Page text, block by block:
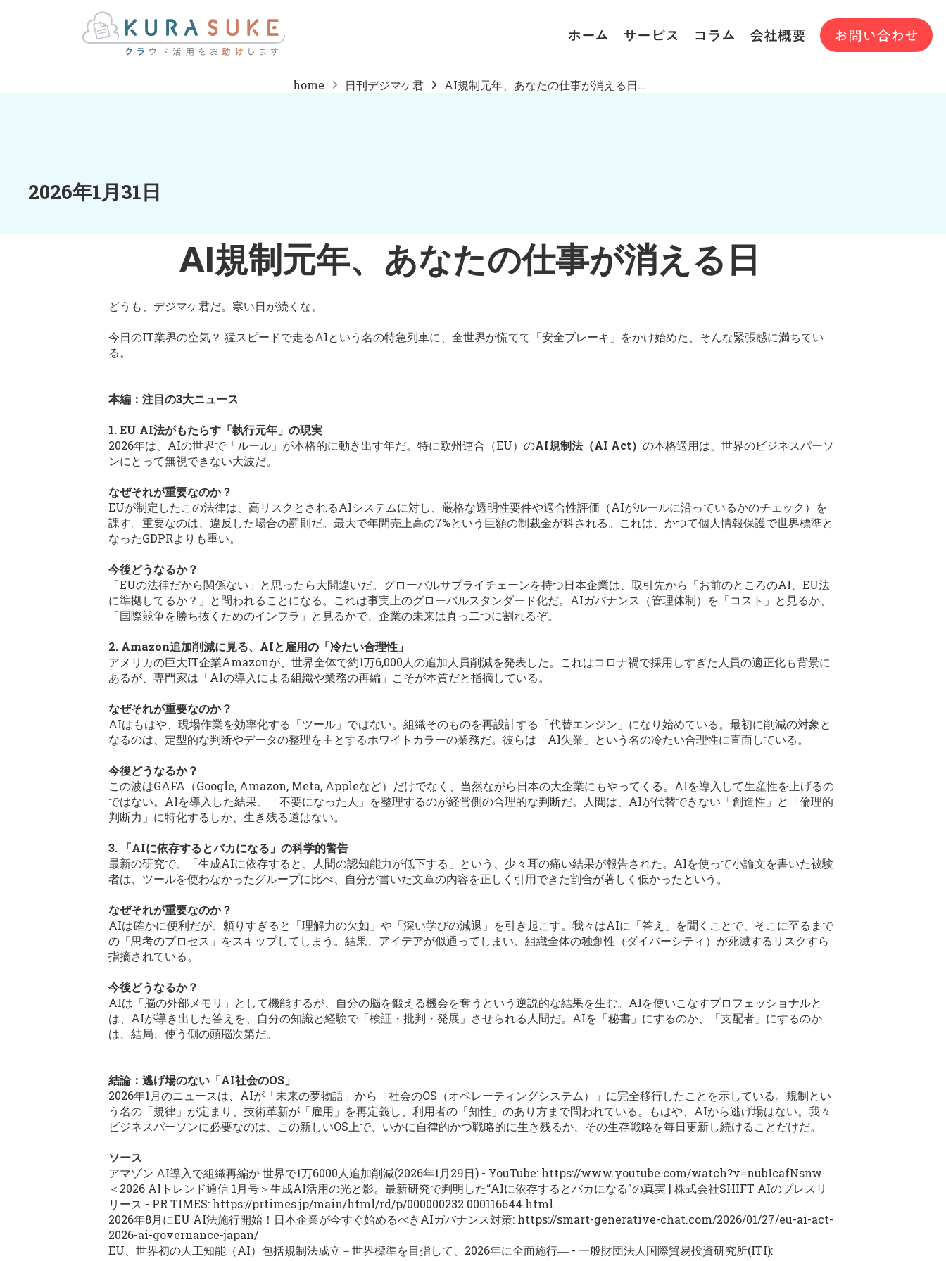
ホーム サービス コラム 会社概要 お問い合わせ
home 日刊デジマケ君 AI規制元年、あなたの仕事が消える日...
2026年1月31日
AI規制元年、あなたの仕事が消える日
どうも、デジマケ君だ。寒い日が続くな。
今日のIT業界の空気？ 猛スピードで走るAIという名の特急列車に、全世界が慌てて「安全ブレーキ」をかけ始めた、そんな緊張感に満ちてい
る。
本編：注目の3大ニュース
1. EU AI法がもたらす「執行元年」の現実
2026年は、AIの世界で「ルール」が本格的に動き出す年だ。特に欧州連合（EU）のAI規制法（AI Act）の本格適用は、世界のビジネスパーソ
ンにとって無視できない大波だ。
なぜそれが重要なのか？
EUが制定したこの法律は、高リスクとされるAIシステムに対し、厳格な透明性要件や適合性評価（AIがルールに沿っているかのチェック）を
課す。重要なのは、違反した場合の罰則だ。最大で年間売上高の7%という巨額の制裁金が科される。これは、かつて個人情報保護で世界標準と
なったGDPRよりも重い。
今後どうなるか？
「EUの法律だから関係ない」と思ったら大間違いだ。グローバルサプライチェーンを持つ日本企業は、取引先から「お前のところのAI、EU法
に準拠してるか？」と問われることになる。これは事実上のグローバルスタンダード化だ。AIガバナンス（管理体制）を「コスト」と見るか、
「国際競争を勝ち抜くためのインフラ」と見るかで、企業の未来は真っ二つに割れるぞ。
2. Amazon追加削減に見る、AIと雇用の「冷たい合理性」
アメリカの巨大IT企業Amazonが、世界全体で約1万6,000人の追加人員削減を発表した。これはコロナ禍で採用しすぎた人員の適正化も背景に
あるが、専門家は「AIの導入による組織や業務の再編」こそが本質だと指摘している。
なぜそれが重要なのか？
AIはもはや、現場作業を効率化する「ツール」ではない。組織そのものを再設計する「代替エンジン」になり始めている。最初に削減の対象と
なるのは、定型的な判断やデータの整理を主とするホワイトカラーの業務だ。彼らは「AI失業」という名の冷たい合理性に直面している。
今後どうなるか？
この波はGAFA（Google, Amazon, Meta, Appleなど）だけでなく、当然ながら日本の大企業にもやってくる。AIを導入して生産性を上げるの
ではない。AIを導入した結果、「不要になった人」を整理するのが経営側の合理的な判断だ。人間は、AIが代替できない「創造性」と「倫理的
判断力」に特化するしか、生き残る道はない。
3. 「AIに依存するとバカになる」の科学的警告
最新の研究で、「生成AIに依存すると、人間の認知能力が低下する」という、少々耳の痛い結果が報告された。AIを使って小論文を書いた被験
者は、ツールを使わなかったグループに比べ、自分が書いた文章の内容を正しく引用できた割合が著しく低かったという。
なぜそれが重要なのか？
AIは確かに便利だが、頼りすぎると「理解力の欠如」や「深い学びの減退」を引き起こす。我々はAIに「答え」を聞くことで、そこに至るまで
の「思考のプロセス」をスキップしてしまう。結果、アイデアが似通ってしまい、組織全体の独創性（ダイバーシティ）が死滅するリスクすら
指摘されている。
今後どうなるか？
AIは「脳の外部メモリ」として機能するが、自分の脳を鍛える機会を奪うという逆説的な結果を生む。AIを使いこなすプロフェッショナルと
は、AIが導き出した答えを、自分の知識と経験で「検証・批判・発展」させられる人間だ。AIを「秘書」にするのか、「支配者」にするのか
は、結局、使う側の頭脳次第だ。
結論：逃げ場のない「AI社会のOS」
2026年1月のニュースは、AIが「未来の夢物語」から「社会のOS（オペレーティングシステム）」に完全移行したことを示している。規制とい
う名の「規律」が定まり、技術革新が「雇用」を再定義し、利用者の「知性」のあり方まで問われている。もはや、AIから逃げ場はない。我々
ビジネスパーソンに必要なのは、この新しいOS上で、いかに自律的かつ戦略的に生き残るか、その生存戦略を毎日更新し続けることだけだ。
ソース
アマゾン AI導入で組織再編か 世界で1万6000人追加削減(2026年1月29日) - YouTube: https://www.youtube.com/watch?v=nubIcafNsnw
＜2026 AIトレンド通信 1月号＞生成AI活用の光と影。最新研究で判明した“AIに依存するとバカになる”の真実 | 株式会社SHIFT AIのプレスリ
リース - PR TIMES: https://prtimes.jp/main/html/rd/p/000000232.000116644.html
2026年8月にEU AI法施行開始！日本企業が今すぐ始めるべきAIガバナンス対策: https://smart-generative-chat.com/2026/01/27/eu-ai-act-
2026-ai-governance-japan/
EU、世界初の人工知能（AI）包括規制法成立－世界標準を目指して、2026年に全面施行― - 一般財団法人国際貿易投資研究所(ITI):